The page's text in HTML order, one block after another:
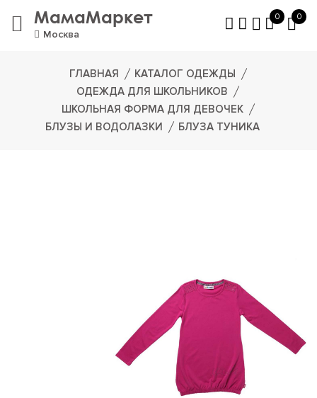
МамаМаркет
Москва
0 0
ГЛАВНАЯ
КАТАЛОГ ОДЕЖДЫ
ОДЕЖДА ДЛЯ ШКОЛЬНИКОВ
ШКОЛЬНАЯ ФОРМА ДЛЯ ДЕВОЧЕК
БЛУЗЫ И ВОДОЛАЗКИ
БЛУЗА ТУНИКА